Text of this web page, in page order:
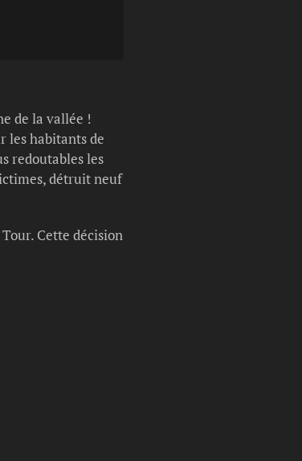
de la vallée !
les habitants de
redoutables les
détruit neuf
Cette décision